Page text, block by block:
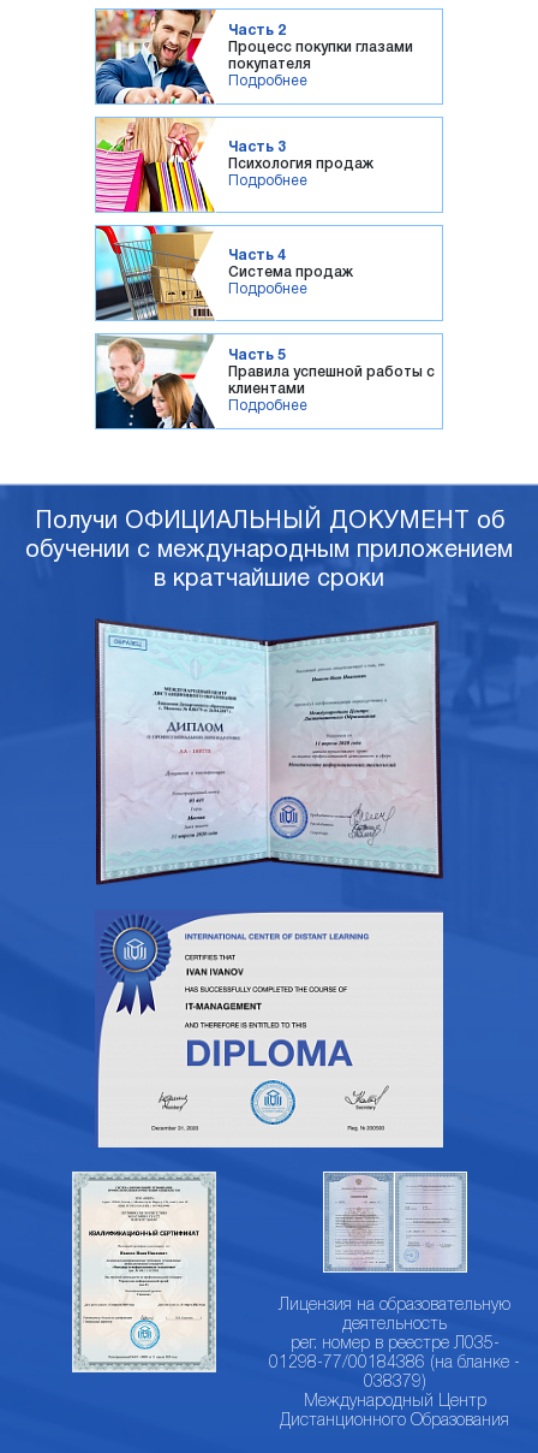
Часть 2
Процесс покупки глазами
покупателя
Подробнее
Часть 3
Психология продаж
Подробнее
Часть 4
Система продаж
Подробнее
Часть 5
Правила успешной работы с
клиентами
Подробнее
Получи ОФИЦИАЛЬНЫЙ ДОКУМЕНТ об
обучении с международным приложением
в кратчайшие сроки
Лицензия на образовательную
деятельность
рег. номер в реестре Л035-
01298-77/00184386 (на бланке -
038379)
Международный Центр
Дистанционного Образования